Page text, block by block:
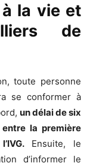
la vie et
de
toute personne
se conformer à
un délai de six
la première
Ensuite, le
d’informer le